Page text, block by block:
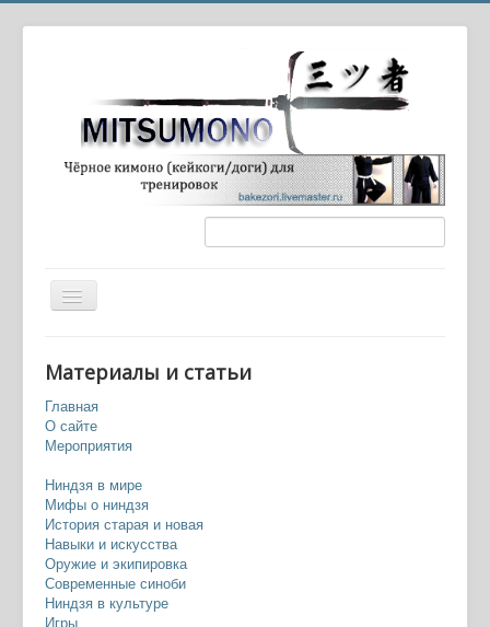
Вы здесь:
Крестовый поход Ниндзя (Ninja Crusaders, Ryuuga)
Материалы и статьи
Главная
О сайте
Мероприятия
Ниндзя в мире
Мифы о ниндзя
История старая и новая
Навыки и искусства
Оружие и экипировка
Современные синоби
Ниндзя в культуре
Игры